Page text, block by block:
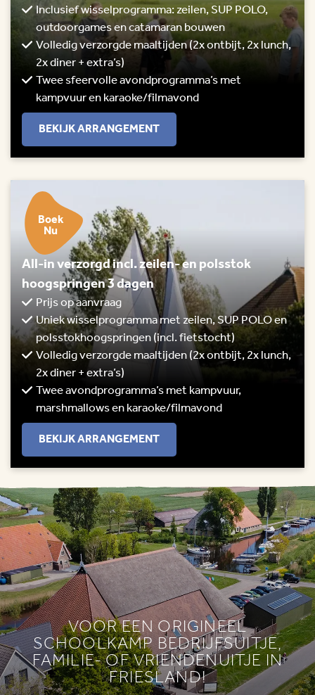
Inclusief wisselprogramma: zeilen, SUP POLO,
outdoorgames en catamaran bouwen
Volledig verzorgde maaltijden (2x ontbijt, 2x lunch,
2x diner + extra’s)
Twee sfeervolle avondprogramma’s met
kampvuur en karaoke/filmavond
BEKIJK ARRANGEMENT
Boek
Nu
All-in verzorgd incl. zeilen- en polsstok
hoogspringen 3 dagen
Prijs op aanvraag
Uniek wisselprogramma met zeilen, SUP POLO en
polsstokhoogspringen (incl. fietstocht)
Volledig verzorgde maaltijden (2x ontbijt, 2x lunch,
2x diner + extra’s)
Twee avondprogramma’s met kampvuur,
marshmallows en karaoke/filmavond
BEKIJK ARRANGEMENT
VOOR EEN ORIGINEEL
SCHOOLKAMP BEDRIJFSUITJE,
FAMILIE- OF VRIENDENUITJE IN
FRIESLAND!